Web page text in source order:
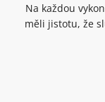
Na každou
měli jistotu, že